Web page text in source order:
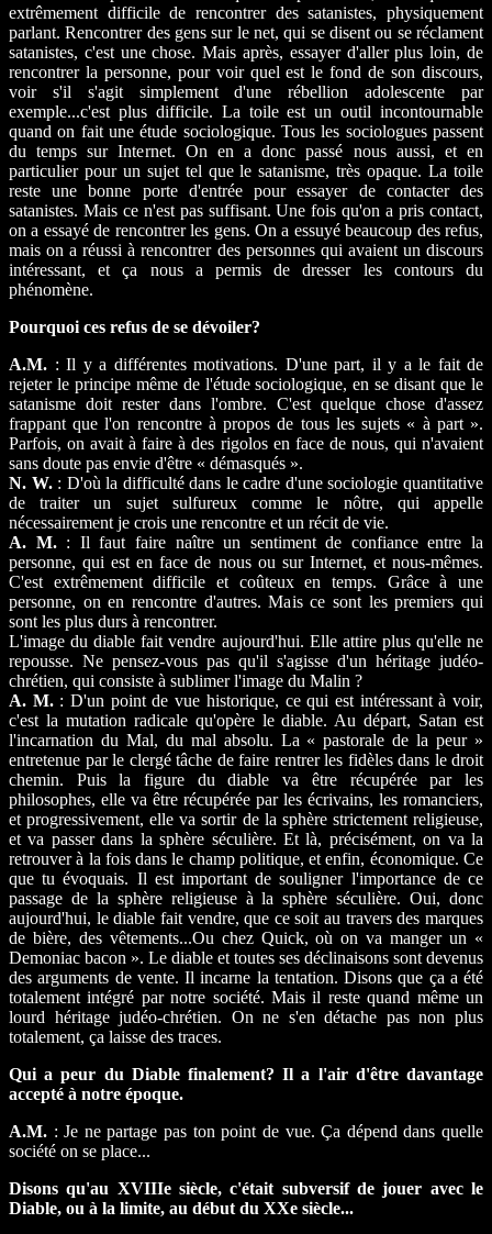
extrêmement difficile de rencontrer des satanistes, physiquement
parlant. Rencontrer des gens sur le net, qui se disent ou se réclament
satanistes, c'est une chose. Mais après, essayer d'aller plus loin, de
rencontrer la personne, pour voir quel est le fond de son discours,
voir s'il s'agit simplement d'une rébellion adolescente par
exemple...c'est plus difficile. La toile est un outil incontournable
quand on fait une étude sociologique. Tous les sociologues passent
du temps sur Internet. On en a donc passé nous aussi, et en
particulier pour un sujet tel que le satanisme, très opaque. La toile
reste une bonne porte d'entrée pour essayer de contacter des
satanistes. Mais ce n'est pas suffisant. Une fois qu'on a pris contact,
on a essayé de rencontrer les gens. On a essuyé beaucoup des refus,
mais on a réussi à rencontrer des personnes qui avaient un discours
intéressant, et ça nous a permis de dresser les contours du
phénomène.
Pourquoi ces refus de se dévoiler?
A.M. : Il y a différentes motivations. D'une part, il y a le fait de
rejeter le principe même de l'étude sociologique, en se disant que le
satanisme doit rester dans l'ombre. C'est quelque chose d'assez
frappant que l'on rencontre à propos de tous les sujets « à part ».
Parfois, on avait à faire à des rigolos en face de nous, qui n'avaient
sans doute pas envie d'être « démasqués ».
N. W.: D'où la difficulté dans le cadre d'une sociologie quantitative
de traiter un sujet sulfureux comme le nôtre, qui appelle
nécessairement je crois une rencontre et un récit de vie.
A. M.: Il faut faire naître un sentiment de confiance entre la
personne, qui est en face de nous ou sur Internet, et nous-mêmes.
C'est extrêmement difficile et coûteux en temps. Grâce à une
personne, on en rencontre d'autres. Mais ce sont les premiers qui
sont les plus durs à rencontrer.
L'image du diable fait vendre aujourd'hui. Elle attire plus qu'elle ne
repousse. Ne pensez-vous pas qu'il s'agisse d'un héritage judéo-
chrétien, qui consiste à sublimer l'image du Malin ?
A. M.: D'un point de vue historique, ce qui est intéressant à voir,
c'est la mutation radicale qu'opère le diable. Au départ, Satan est
l'incarnation du Mal, du mal absolu. La « pastorale de la peur »
entretenue par le clergé tâche de faire rentrer les fidèles dans le droit
chemin. Puis la figure du diable va être récupérée par les
philosophes, elle va être récupérée par les écrivains, les romanciers,
et progressivement, elle va sortir de la sphère strictement religieuse,
et va passer dans la sphère séculière. Et là, précisément, on va la
retrouver à la fois dans le champ politique, et enfin, économique. Ce
que tu évoquais. Il est important de souligner l'importance de ce
passage de la sphère religieuse à la sphère séculière. Oui, donc
aujourd'hui, le diable fait vendre, que ce soit au travers des marques
de bière, des vêtements...Ou chez Quick, où on va manger un «
Demoniac bacon ». Le diable et toutes ses déclinaisons sont devenus
des arguments de vente. Il incarne la tentation. Disons que ça a été
totalement intégré par notre société. Mais il reste quand même un
lourd héritage judéo-chrétien. On ne s'en détache pas non plus
totalement, ça laisse des traces.
Qui a peur du Diable finalement? Il a l'air d'être davantage
accepté à notre époque.
A.M. : Je ne partage pas ton point de vue. Ça dépend dans quelle
société on se place...
Disons qu'au XVIIIe siècle, c'était subversif de jouer avec le
Diable, ou à la limite, au début du XXe siècle...